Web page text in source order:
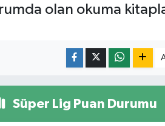
olan okuma
Süper Lig Puan Durumu